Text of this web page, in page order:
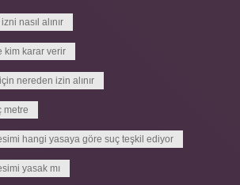
nasıl alınır
kim karar verir
nereden izin alınır
metre
hangi yasaya göre suç teşkil ediyor
yasak mı